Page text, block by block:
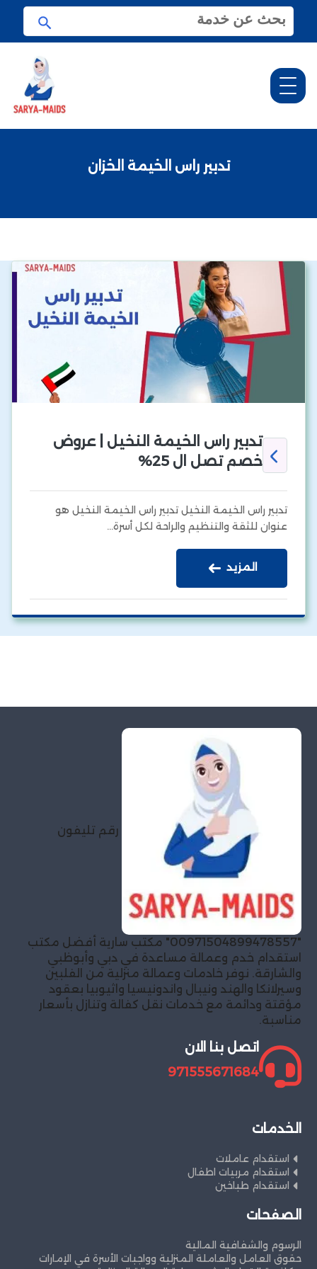
ل
ب
ث
ع
ن
ب
ح
ث
تدبير راس الخيمة الخزان
تدبير راس الخيمة النخيل | عروض
خصم تصل ال 25%
تدبير راس الخيمة النخيل تدبير راس الخيمة النخيل هو
عنوان للثقة والتنظيم والراحة لكل أسرة…
المزيد
رقم تليفون
"00971504899478557" مكتب سارية أفضل مكتب
استقدام خدم وعمالة مساعدة في دبي وأبوظبي
والشارقة. نوفر خادمات وعمالة منزلية من الفلبين
وسيرلانكا والهند ونيبال واندونيسيا واثيوبيا بعقود
مؤقتة ودائمة مع خدمات نقل كفالة وتنازل بأسعار
مناسبة.
اتصل بنا الان
971555671684
الخدمات
استقدام عاملات
استقدام مربيات اطفال
استقدام طباخين
الصفحات
الرسوم والشفافية المالية
حقوق العامل والعاملة المنزلية وواجبات الأسرة في الإمارات